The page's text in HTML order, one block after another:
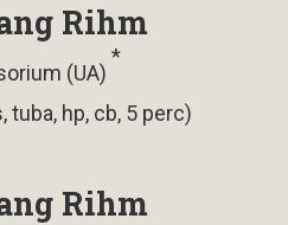
Rihm
(UA)
*
tuba, hp, cb, 5 perc)
Rihm